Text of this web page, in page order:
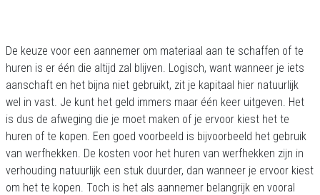
De keuze voor een aannemer om materiaal aan te schaffen of te
huren is er één die altijd zal blijven. Logisch, want wanneer je iets
aanschaft en het bijna niet gebruikt, zit je kapitaal hier natuurlijk
wel in vast. Je kunt het geld immers maar één keer uitgeven. Het
is dus de afweging die je moet maken of je ervoor kiest het te
huren of te kopen. Een goed voorbeeld is bijvoorbeeld het gebruik
van werfhekken. De kosten voor het huren van werfhekken zijn in
verhouding natuurlijk een stuk duurder, dan wanneer je ervoor kiest
om het te kopen. Toch is het als aannemer belangrijk en vooral